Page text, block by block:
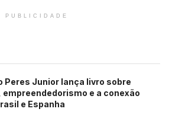
PUBLICIDADE
Peres Junior lança livro sobre
empreendedorismo e a conexão
e Espanha